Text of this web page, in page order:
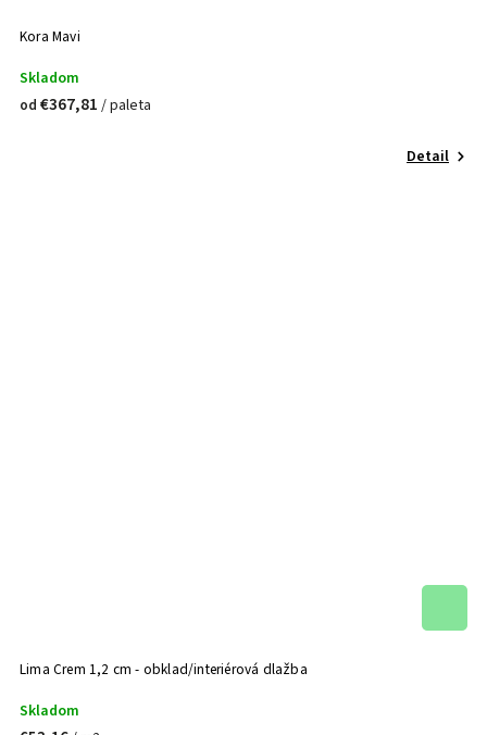
Kora Mavi
Skladom
od €367,81 / paleta
Detail
Lima Crem 1,2 cm - obklad/interiérová dlažba
Skladom